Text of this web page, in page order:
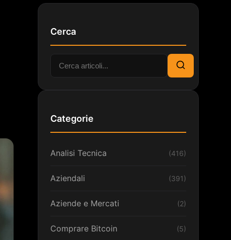
Cerca
Cerca:
Cerca
Categorie
Analisi Tecnica (416)
Aziendali (391)
Aziende e Mercati (2)
Comprare Bitcoin (5)